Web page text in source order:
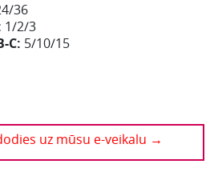
36
1/2/3
C: 5/10/15
uz mūsu e-veikalu →